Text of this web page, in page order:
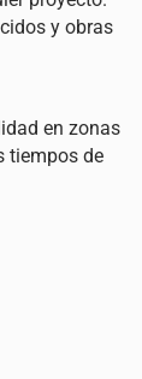
y obras
en zonas
tiempos de